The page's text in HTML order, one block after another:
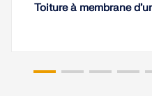
zones pour la
Toiture à membrane